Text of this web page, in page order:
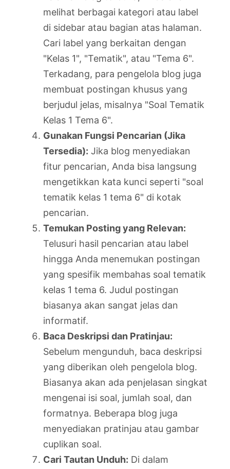
melihat berbagai kategori atau label
di sidebar atau bagian atas halaman.
Cari label yang berkaitan dengan
"Kelas 1", "Tematik", atau "Tema 6".
Terkadang, para pengelola blog juga
membuat postingan khusus yang
berjudul jelas, misalnya "Soal Tematik
Kelas 1 Tema 6".
Gunakan Fungsi Pencarian (Jika
Tersedia): Jika blog menyediakan
fitur pencarian, Anda bisa langsung
mengetikkan kata kunci seperti "soal
tematik kelas 1 tema 6" di kotak
pencarian.
Temukan Posting yang Relevan:
Telusuri hasil pencarian atau label
hingga Anda menemukan postingan
yang spesifik membahas soal tematik
kelas 1 tema 6. Judul postingan
biasanya akan sangat jelas dan
informatif.
Baca Deskripsi dan Pratinjau:
Sebelum mengunduh, baca deskripsi
yang diberikan oleh pengelola blog.
Biasanya akan ada penjelasan singkat
mengenai isi soal, jumlah soal, dan
formatnya. Beberapa blog juga
menyediakan pratinjau atau gambar
cuplikan soal.
Cari Tautan Unduh: Di dalam